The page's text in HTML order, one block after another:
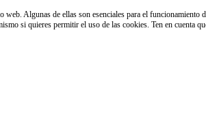
web. Algunas de ellas son esenciales para el
si quieres permitir el uso de las cookies. Ten en cuenta